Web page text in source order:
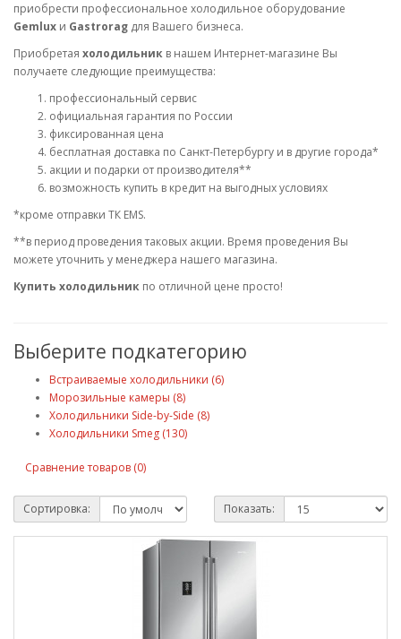
приобрести профессиональное холодильное оборудование
Gemlux и Gastrorag для Вашего бизнеса.
Приобретая холодильник в нашем Интернет-магазине Вы
получаете следующие преимущества:
профессиональный сервис
официальная гарантия по России
фиксированная цена
бесплатная доставка по Санкт-Петербургу и в другие города*
акции и подарки от производителя**
возможность купить в кредит на выгодных условиях
*кроме отправки ТК EMS.
**в период проведения таковых акции. Время проведения Вы
можете уточнить у менеджера нашего магазина.
Купить холодильник по отличной цене просто!
Выберите подкатегорию
Встраиваемые холодильники (6)
Морозильные камеры (8)
Холодильники Side-by-Side (8)
Холодильники Smeg (130)
Сравнение товаров (0)
Сортировка: Показать: